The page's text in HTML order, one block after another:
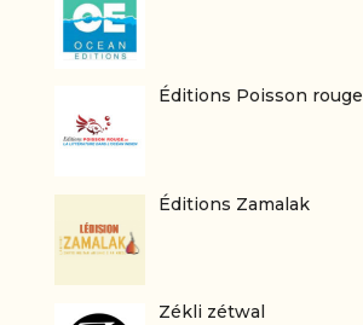
Éditions Poisson rouge
Éditions Zamalak
Zékli zétwal